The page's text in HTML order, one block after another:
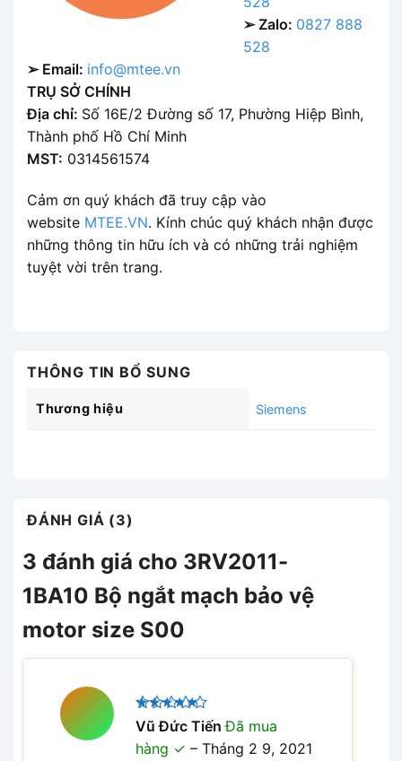
➢ Zalo: 0827 888
528
➢ Email: info@mtee.vn
TRỤ SỞ CHÍNH
Địa chỉ: Số 16E/2 Đường số 17, Phường Hiệp Bình,
Thành phố Hồ Chí Minh
MST: 0314561574
Cảm ơn quý khách đã truy cập vào
website MTEE.VN. Kính chúc quý khách nhận được
những thông tin hữu ích và có những trải nghiệm
tuyệt vời trên trang.
THÔNG TIN BỔ SUNG
Thương hiệu Siemens
ĐÁNH GIÁ (3)
3 đánh giá cho 3RV2011-
1BA10 Bộ ngắt mạch bảo vệ
motor size S00
Được xếp
5
sao
Vũ Đức TiếnĐã mua
hàng
– Tháng 2 9, 2021